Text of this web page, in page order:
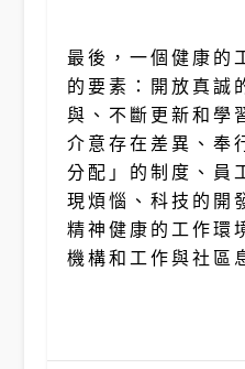
最後，一個健康的
的要素：開放真誠
與、不斷更新和學
介意存在差異、奉
分配」的制度、員
現煩惱、科技的開
精神健康的工作環
機構和工作與社區